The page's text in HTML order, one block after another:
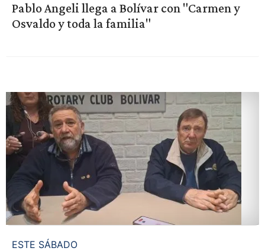
Pablo Angeli llega a Bolívar con "Carmen y
Osvaldo y toda la familia"
ESTE SÁBADO